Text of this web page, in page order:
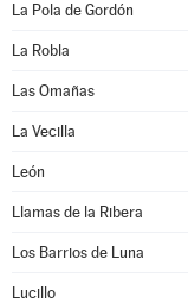
La Pola de Gordón
La Robla
Las Omañas
La Vecilla
León
Llamas de la Ribera
Los Barrios de Luna
Lucillo